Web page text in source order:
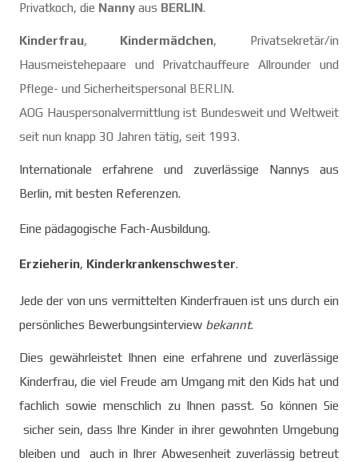
Privatkoch, die Nanny aus BERLIN.
Kinderfrau, Kindermädchen, Privatsekretär/in
Hausmeistehepaare und Privatchauffeure Allrounder und
Pflege- und Sicherheitspersonal BERLIN.
AOG Hauspersonalvermittlungist Bundesweitund Weltweit
seit nun knapp 30 Jahren tätig, seit 1993.
Internationale erfahrene und zuverlässige Nannys aus
Berlin, mit besten Referenzen.
Eine pädagogische Fach-Ausbildung.
Erzieherin, Kinderkrankenschwester.
Jede der von uns vermittelten Kinderfrauen ist uns durch ein
persönliches Bewerbungsinterview bekannt.
Dies gewährleistet Ihnen eine erfahrene und zuverlässige
Kinderfrau, die viel Freude am Umgang mit den Kids hat und
fachlich sowie menschlich zu Ihnen passt. So können Sie
sicher sein, dass Ihre Kinder in ihrer gewohnten Umgebung
bleiben und auch in Ihrer Abwesenheit zuverlässig betreut